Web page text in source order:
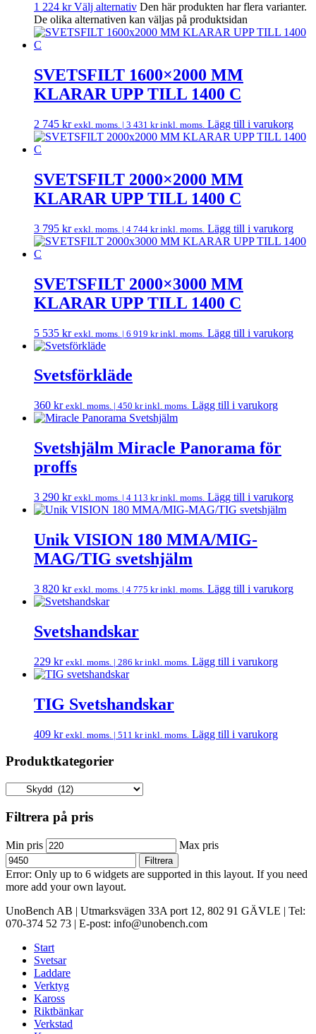
1 224 kr Välj alternativ Den här produkten har flera varianter.
De olika alternativen kan väljas på produktsidan
SVETSFILT 1600×2000 MM
KLARAR UPP TILL 1400 C
2 745 kr exkl. moms. | 3 431 krinkl. moms. Lägg till i varukorg
SVETSFILT 2000×2000 MM
KLARAR UPP TILL 1400 C
3 795 kr exkl. moms. | 4 744 krinkl. moms. Lägg till i varukorg
SVETSFILT 2000×3000 MM
KLARAR UPP TILL 1400 C
5 535 kr exkl. moms. | 6 919 krinkl. moms. Lägg till i varukorg
Svetsförkläde
360 kr exkl. moms. | 450 krinkl. moms. Lägg till i varukorg
Svetshjälm Miracle Panorama för
proffs
3 290 kr exkl. moms. | 4 113 krinkl. moms. Lägg till i varukorg
Unik VISION 180 MMA/MIG-
MAG/TIG svetshjälm
3 820 kr exkl. moms. | 4 775 krinkl. moms. Lägg till i varukorg
Svetshandskar
229 kr exkl. moms. | 286 krinkl. moms. Lägg till i varukorg
TIG Svetshandskar
409 kr exkl. moms. | 511 krinkl. moms. Lägg till i varukorg
Produktkategorier
Filtrera på pris
Min pris Max pris
Filtrera
Error: Only up to 6 widgets are supported in this layout. If you need
more add your own layout.
UnoBench AB | Utmarksvägen 33A port 12, 802 91 GÄVLE | Tel:
070-374 52 73 | E-post: info@unobench.com
Start
Svetsar
Laddare
Verktyg
Kaross
Riktbänkar
Verkstad